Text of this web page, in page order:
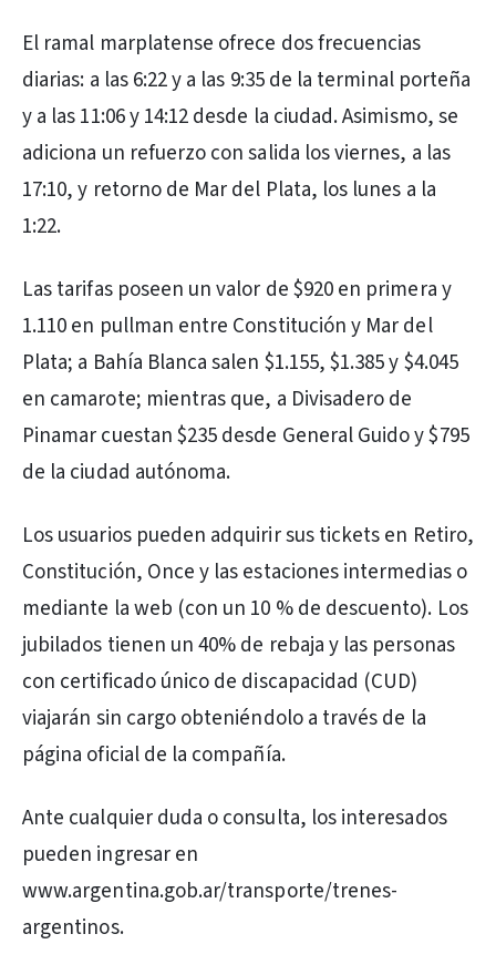
El ramal marplatense ofrece dos frecuencias
diarias: a las 6:22 y a las 9:35 de la terminal porteña
y a las 11:06 y 14:12 desde la ciudad. Asimismo, se
adiciona un refuerzo con salida los viernes, a las
17:10, y retorno de Mar del Plata, los lunes a la
1:22.
Las tarifas poseen un valor de $920 en primera y
1.110 en pullman entre Constitución y Mar del
Plata; a Bahía Blanca salen $1.155, $1.385 y $4.045
en camarote; mientras que, a Divisadero de
Pinamar cuestan $235 desde General Guido y $795
de la ciudad autónoma.
Los usuarios pueden adquirir sus tickets en Retiro,
Constitución, Once y las estaciones intermedias o
mediante la web (con un 10 % de descuento). Los
jubilados tienen un 40% de rebaja y las personas
con certificado único de discapacidad (CUD)
viajarán sin cargo obteniéndolo a través de la
página oficial de la compañía.
Ante cualquier duda o consulta, los interesados
pueden ingresar en
www.argentina.gob.ar/transporte/trenes-
argentinos.